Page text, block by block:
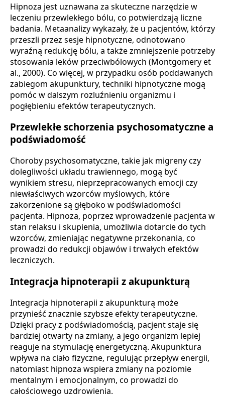
Hipnoza jest uznawana za skuteczne narzędzie w
leczeniu przewlekłego bólu, co potwierdzają liczne
badania. Metaanalizy wykazały, że u pacjentów, którzy
przeszli przez sesje hipnotyczne, odnotowano
wyraźną redukcję bólu, a także zmniejszenie potrzeby
stosowania leków przeciwbólowych (Montgomery et
al., 2000). Co więcej, w przypadku osób poddawanych
zabiegom akupunktury, techniki hipnotyczne mogą
pomóc w dalszym rozluźnieniu organizmu i
pogłębieniu efektów terapeutycznych.
Przewlekłe schorzenia psychosomatyczne a
podświadomość
Choroby psychosomatyczne, takie jak migreny czy
dolegliwości układu trawiennego, mogą być
wynikiem stresu, nieprzepracowanych emocji czy
niewłaściwych wzorców myślowych, które
zakorzenione są głęboko w podświadomości
pacjenta. Hipnoza, poprzez wprowadzenie pacjenta w
stan relaksu i skupienia, umożliwia dotarcie do tych
wzorców, zmieniając negatywne przekonania, co
prowadzi do redukcji objawów i trwałych efektów
leczniczych.
Integracja hipnoterapii z akupunkturą
Integracja hipnoterapii z akupunkturą może
przynieść znacznie szybsze efekty terapeutyczne.
Dzięki pracy z podświadomością, pacjent staje się
bardziej otwarty na zmiany, a jego organizm lepiej
reaguje na stymulację energetyczną. Akupunktura
wpływa na ciało fizyczne, regulując przepływ energii,
natomiast hipnoza wspiera zmiany na poziomie
mentalnym i emocjonalnym, co prowadzi do
całościowego uzdrowienia.